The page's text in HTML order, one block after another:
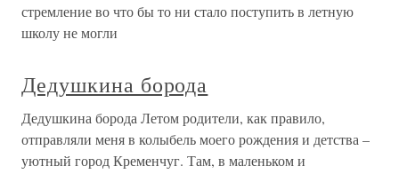
стремление во что бы то ни стало поступить в летную
школу не могли
Дедушкина борода
Дедушкина борода Летом родители, как правило,
отправляли меня в колыбель моего рождения и детства –
уютный город Кременчуг. Там, в маленьком и